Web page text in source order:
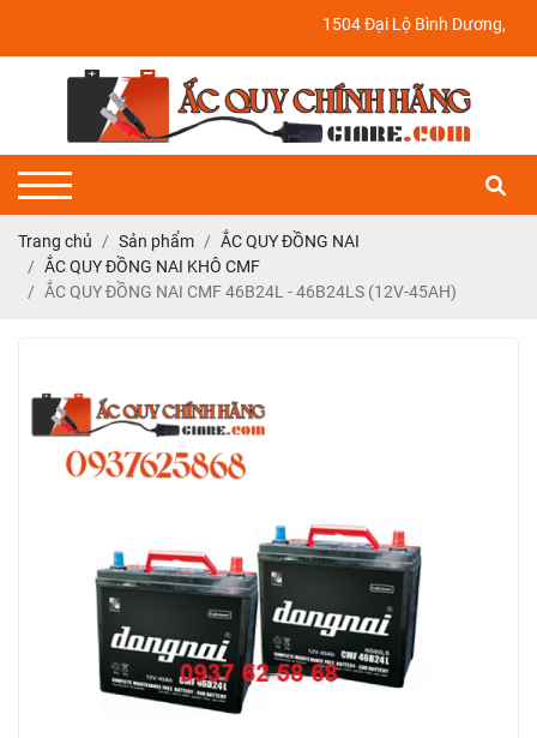
1504 Đại Lộ Bình Dương, P. Định
Trang chủ Sản phẩm
ẮC QUY ĐỒNG NAI
ẮC QUY ĐỒNG NAI KHÔ CMF
ẮC QUY ĐỒNG NAI CMF 46B24L - 46B24LS (12V-45AH)